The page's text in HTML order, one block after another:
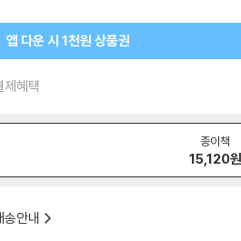
앱 다운 시 1천원 상품권
제혜택
종이책
15,120원
송안내